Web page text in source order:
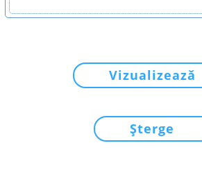
Vizualizează
Șterge